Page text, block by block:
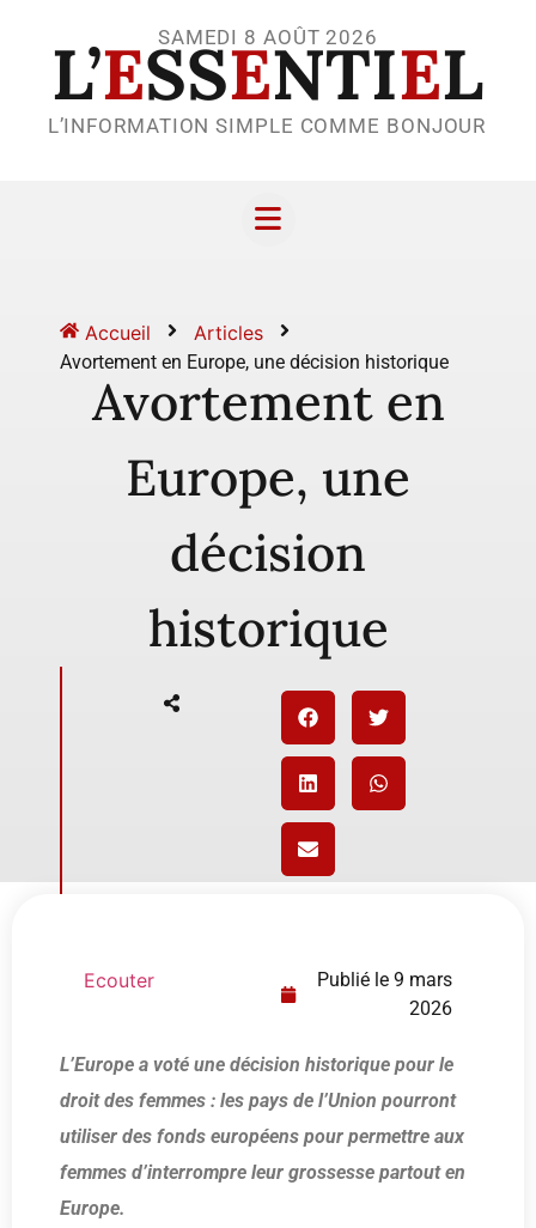
SAMEDI 8 AOÛT 2026
L’ESSENTIEL
L’INFORMATION SIMPLE COMME BONJOUR
Accueil Articles
Avortement en Europe, une décision historique
Avortement en
Europe, une
décision
historique
Ecouter Publié le 9 mars
2026
L’Europe a voté une décision historique pour le
droit des femmes : les pays de l’Union pourront
utiliser des fonds européens pour permettre aux
femmes d’interrompre leur grossesse partout en
Europe.